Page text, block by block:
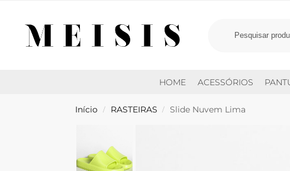
HOME ACESSÓRIOS
Início / RASTEIRAS / Slide Nuvem Lima